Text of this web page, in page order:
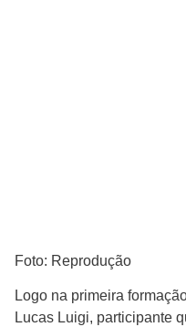
Foto: Reprodução
Logo na primeira
Lucas Luigi, participante